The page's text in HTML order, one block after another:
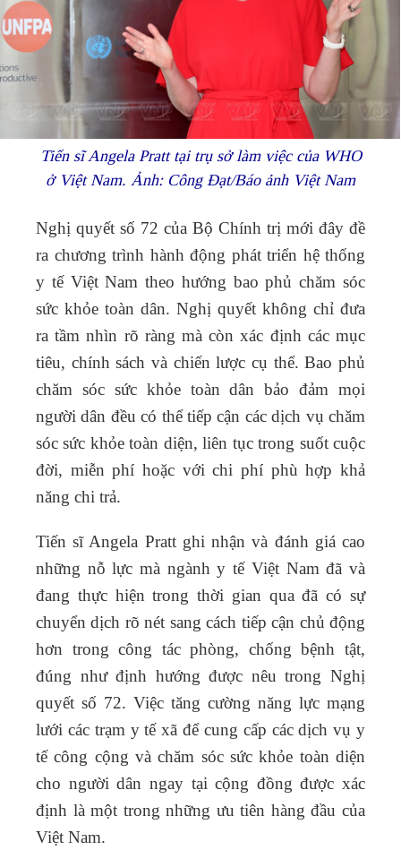
Tiến sĩ Angela Pratt tại trụ sở làm việc của WHO
ở Việt Nam. Ảnh: Công Đạt/Báo ảnh Việt Nam
Nghị quyết số 72 của Bộ Chính trị mới đây đề
ra chương trình hành động phát triển hệ thống
y tế Việt Nam theo hướng bao phủ chăm sóc
sức khỏe toàn dân. Nghị quyết không chỉ đưa
ra tầm nhìn rõ ràng mà còn xác định các mục
tiêu, chính sách và chiến lược cụ thể. Bao phủ
chăm sóc sức khỏe toàn dân bảo đảm mọi
người dân đều có thể tiếp cận các dịch vụ chăm
sóc sức khỏe toàn diện, liên tục trong suốt cuộc
đời, miễn phí hoặc với chi phí phù hợp khả
năng chi trả.
Tiến sĩ Angela Prattghi nhận và đánh giá cao
những nỗ lực mà ngành y tế Việt Nam đã và
đang thực hiện trong thời gian qua đã có sự
chuyển dịch rõ nét sang cách tiếp cận chủ động
hơn trong công tác phòng, chống bệnh tật,
đúng như định hướng được nêu trong Nghị
quyết số 72. Việc tăng cường năng lực mạng
lưới các trạm y tế xã để cung cấp các dịch vụ y
tế công cộng và chăm sóc sức khỏe toàn diện
cho người dân ngay tại cộng đồng được xác
định là một trong những ưu tiên hàng đầu của
Việt Nam.